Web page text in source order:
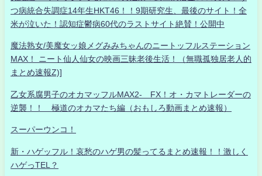
つ病統合失調症14年生HKT46！！9期研究生、最後のサイト！全
米が泣いた！認知症鬱病60代のラストサイト絶賛！公開中
魔法熟女/美魔女ッ娘メグみみちゃんのニートッフルステーション
MAX！ ニート仙人仙女の映画三昧老後生活！（無職孤独居老人的
まとめ速報Z)]
乙女系腐男子のオカマッフルMAX2- FX！オ・カマトレーダーの
逆襲！！ 極道のオカマたち編（おもしろ動画まとめ速報）
スーパーウンコ！
新・ハゲッフル！哀愁のハゲ男の髪ってるまとめ速報！！激しく
ハゲっTEL？